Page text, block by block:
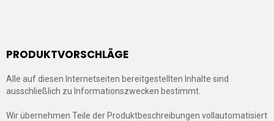
PRODUKTVORSCHLÄGE
Alle auf diesen Internetseiten bereitgestellten Inhalte sind
ausschließlich zu Informationszwecken bestimmt.
Wir übernehmen Teile der Produktbeschreibungen vollautomatisiert